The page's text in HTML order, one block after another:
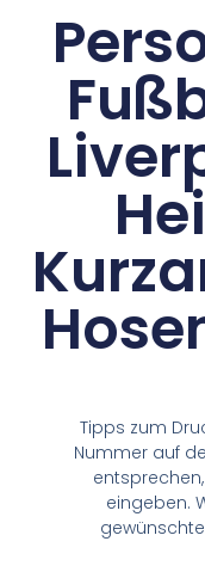
Tipps zum
Nummer auf
eingeben.